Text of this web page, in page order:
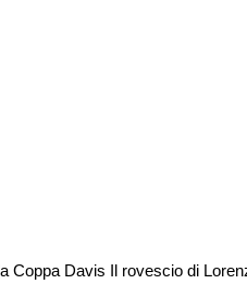
Coppa Davis Il rovescio di